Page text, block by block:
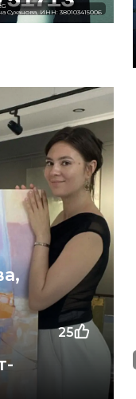
Суханова, ИНН: 380103415006
25